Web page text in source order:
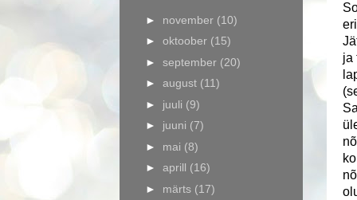
ja
► november (10)
► oktoober (15)
► september (20)
► august (11)
► juuli (9)
► juuni (7)
► mai (8)
► aprill (16)
► märts (17)